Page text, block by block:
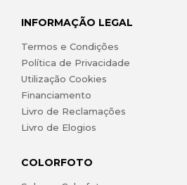
INFORMAÇÃO LEGAL
Termos e Condições
Política de Privacidade
Utilização Cookies
Financiamento
Livro de Reclamações
Livro de Elogios
COLORFOTO